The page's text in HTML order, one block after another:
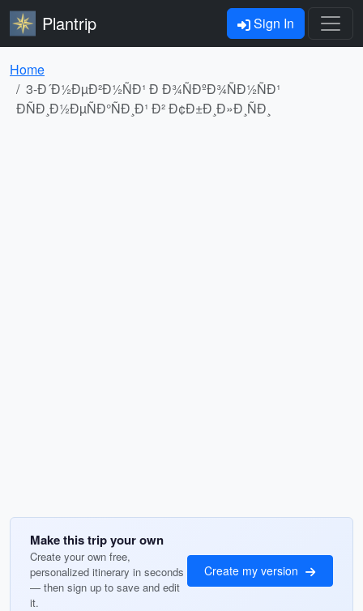
Plantrip Sign In
Home
3-Ð´Ð½ÐµÐ²Ð½ÑÐ¹ Ð Ð¾ÑÐºÐ¾ÑÐ½ÑÐ¹
ÐÑÐ¸Ð½ÐµÑÐ°ÑÐ¸Ð¹ Ð² Ð¢Ð±Ð¸Ð»Ð¸ÑÐ¸
Make this trip your own
Create your own free,
personalized itinerary in seconds
— then sign up to save and edit
it.
Create my version